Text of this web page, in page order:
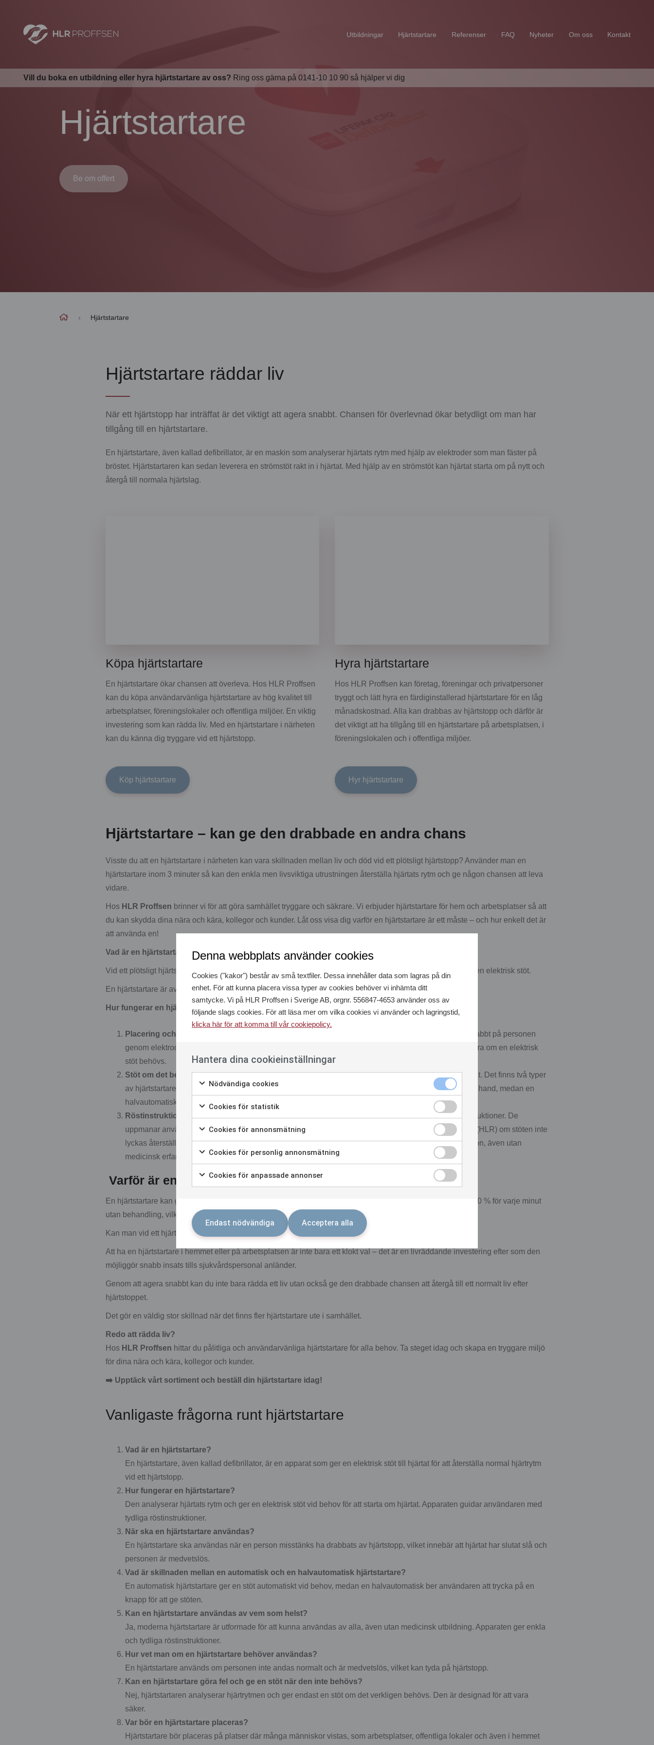
Utbildningar Hjärtstartare Referenser FAQ Nyheter Om oss Kontakt
Vill du boka en utbildning eller hyra hjärtstartare av oss? Ring oss gärna på 0141-10 10 90 så hjälper vi dig
Hjärtstartare
Be om offert
› Hjärtstartare
Hjärtstartare räddar liv
När ett hjärtstopp har inträffat är det viktigt att agera snabbt. Chansen för överlevnad ökar betydligt om man har
tillgång till en hjärtstartare.
En hjärtstartare, även kallad defibrillator, är en maskin som analyserar hjärtats rytm med hjälp av elektroder som man fäster på
bröstet. Hjärtstartaren kan sedan leverera en strömstöt rakt in i hjärtat. Med hjälp av en strömstöt kan hjärtat starta om på nytt och
återgå till normala hjärtslag.
Köpa hjärtstartare
En hjärtstartare ökar chansen att överleva. Hos HLR Proffsen
kan du köpa användarvänliga hjärtstartare av hög kvalitet till
arbetsplatser, föreningslokaler och offentliga miljöer. En viktig
investering som kan rädda liv. Med en hjärtstartare i närheten
kan du känna dig tryggare vid ett hjärtstopp.
Köp hjärtstartare
Hyra hjärtstartare
Hos HLR Proffsen kan företag, föreningar och privatpersoner
tryggt och lätt hyra en färdiginstallerad hjärtstartare för en låg
månadskostnad. Alla kan drabbas av hjärtstopp och därför är
det viktigt att ha tillgång till en hjärtstartare på arbetsplatsen, i
föreningslokalen och i offentliga miljöer.
Hyr hjärtstartare
Hjärtstartare – kan ge den drabbade en andra chans
Visste du att en hjärtstartare i närheten kan vara skillnaden mellan liv och död vid ett plötsligt hjärtstopp? Använder man en
hjärtstartare inom 3 minuter så kan den enkla men livsviktiga utrustningen återställa hjärtats rytm och ge någon chansen att leva
vidare.
Hos HLR Proffsen brinner vi för att göra samhället tryggare och säkrare. Vi erbjuder hjärtstartare för hem och arbetsplatser så att
du kan skydda dina nära och kära, kollegor och kunder. Låt oss visa dig varför en hjärtstartare är ett måste – och hur enkelt det är
att använda en!
Vad är en hjärtstartare och hur fungerar den?
Vid ett plötsligt hjärtstopp behövs snabbt en hjärtstartare för att återställa hjärtats normala rytm genom att ge en elektrisk stöt.
En hjärtstartare är avgörande för att ge den hjälp som krävs för att få i gång hjärtat igen.
Hur fungerar en hjärtstartare?
Placering och analys av hjärtrytmen
: När en person drabbas av hjärtstopp, kopplas hjärtstartaren snabbt på personen
genom elektroder som placeras på bröstkorgen. Hjärtstartaren analyserar hjärtrytmen direkt för att avgöra om en elektrisk
stöt behövs.
Stöt om det behövs: Om hjärtstartaren upptäcker en farlig rytm, ger den en stöt för att ”starta om” hjärtat. Det finns två typer
av hjärtstartare: automatiska och halvautomatiska. En automatisk hjärtstartare levererar stöten på egen hand, medan en
halvautomatisk hjärtstartare ber användaren att trycka på en knapp för att ge stöten.
Röstinstruktioner och vägledning
: Moderna hjärtstartare är användarvänliga och ger tydliga röstinstruktioner. De
uppmanar användaren att hålla avstånd före stöten och kan även instruera om hjärt- och lungräddning (HLR) om stöten inte
lyckas återställa en normal rytm. Hjärtstartaren kan därmed användas av vem som helst i en nödsituation, även utan
medicinsk erfarenhet.
Varför är en hjärtstartare viktig?
En hjärtstartare kan göra stor skillnad vid ett plötsligt hjärtstopp. Chansen till överlevnad minskar med cirka 10 % för varje minut
utan behandling, vilket gör det avgörande att ha en hjärtstartare nära till hands.
Kan man vid ett hjärtstopp leverera en stöt inom 3 minuter så ökar överlevnadschansen till hela 74%.
Att ha en hjärtstartare i hemmet eller på arbetsplatsen är inte bara ett klokt val – det är en livräddande investering efter som den
möjliggör snabb insats tills sjukvårdspersonal anländer.
Genom att agera snabbt kan du inte bara rädda ett liv utan också ge den drabbade chansen att återgå till ett normalt liv efter
hjärtstoppet.
Det gör en väldig stor skillnad när det finns fler hjärtstartare ute i samhället.
Redo att rädda liv?
Hos HLR Proffsen hittar du pålitliga och användarvänliga hjärtstartare för alla behov. Ta steget idag och skapa en tryggare miljö
för dina nära och kära, kollegor och kunder.
➡️ Upptäck vårt sortiment och beställ din hjärtstartare idag!
Vanligaste frågorna runt hjärtstartare
Vad är en hjärtstartare?
En hjärtstartare, även kallad defibrillator, är en apparat som ger en elektrisk stöt till hjärtat för att återställa normal hjärtrytm
vid ett hjärtstopp.
Hur fungerar en hjärtstartare?
Den analyserar hjärtats rytm och ger en elektrisk stöt vid behov för att starta om hjärtat. Apparaten guidar användaren med
tydliga röstinstruktioner.
När ska en hjärtstartare användas?
En hjärtstartare ska användas när en person misstänks ha drabbats av hjärtstopp, vilket innebär att hjärtat har slutat slå och
personen är medvetslös.
Vad är skillnaden mellan en automatisk och en halvautomatisk hjärtstartare?
En automatisk hjärtstartare ger en stöt automatiskt vid behov, medan en halvautomatisk ber användaren att trycka på en
knapp för att ge stöten.
Kan en hjärtstartare användas av vem som helst?
Ja, moderna hjärtstartare är utformade för att kunna användas av alla, även utan medicinsk utbildning. Apparaten ger enkla
och tydliga röstinstruktioner.
Hur vet man om en hjärtstartare behöver användas?
En hjärtstartare används om personen inte andas normalt och är medvetslös, vilket kan tyda på hjärtstopp.
Kan en hjärtstartare göra fel och ge en stöt när den inte behövs?
Nej, hjärtstartaren analyserar hjärtrytmen och ger endast en stöt om det verkligen behövs. Den är designad för att vara
säker.
Var bör en hjärtstartare placeras?
Hjärtstartare bör placeras på platser där många människor vistas, som arbetsplatser, offentliga lokaler och även i hemmet
Denna webbplats använder cookies
Cookies ("kakor") består av små textfiler. Dessa innehåller data som lagras på din
enhet. För att kunna placera vissa typer av cookies behöver vi inhämta ditt
samtycke. Vi på HLR Proffsen i Sverige AB, orgnr. 556847-4653 använder oss av
följande slags cookies. För att läsa mer om vilka cookies vi använder och lagringstid,
klicka här för att komma till vår cookiepolicy.
Hantera dina cookieinställningar
Nödvändiga cookies
Cookies för statistik
Cookies för annonsmätning
Cookies för personlig annonsmätning
Cookies för anpassade annonser
Endast nödvändiga Acceptera alla